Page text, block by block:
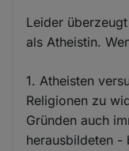
Leider
als Atheistin.
1. Atheisten
Religionen zu
Gründen auch
herausbildeten -